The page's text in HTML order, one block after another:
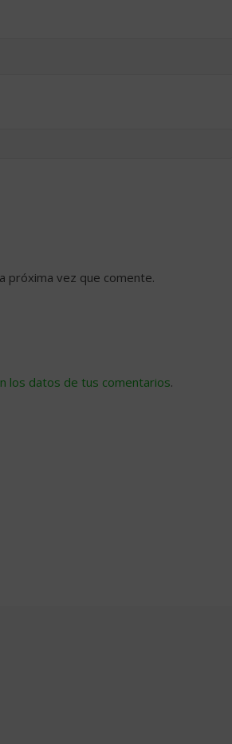
próxima vez que comente.
los datos de tus comentarios.